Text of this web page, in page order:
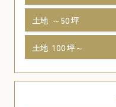
土地 ～50坪
土地 100坪～